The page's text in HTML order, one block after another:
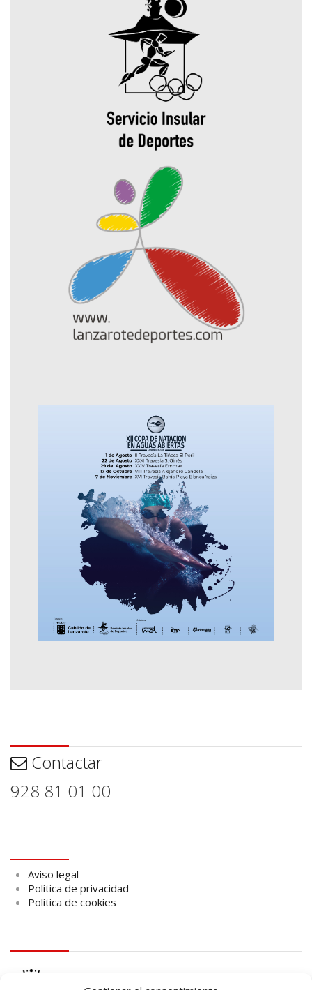
Contactar
928 81 01 00
Aviso legal
Política de privacidad
Política de cookies